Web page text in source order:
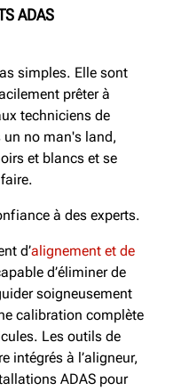
ADAS
simples. Elle sont
prêter à
techniciens de
no man's land,
et blancs et se
à des experts.
d’alignement et de
d’éliminer de
soigneusement
calibration complète
Les outils de
intégrés à l’aligneur,
ADAS pour